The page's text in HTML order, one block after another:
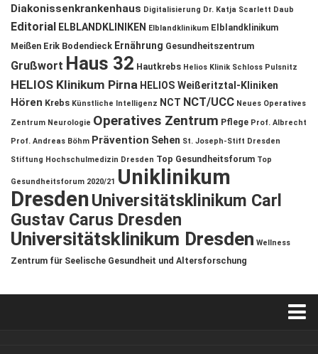
Diakonissenkrankenhaus Digitalisierung Dr. Katja Scarlett Daub
Editorial ELBLANDKLINIKEN Elblandklinikum Elblandklinikum
Meißen Erik Bodendieck Ernährung Gesundheitszentrum
Grußwort Haus 32 Hautkrebs Helios Klinik Schloss Pulsnitz
HELIOS Klinikum Pirna HELIOS Weißeritztal-Kliniken
Hören Krebs Künstliche Intelligenz NCT NCT/UCC Neues Operatives
Zentrum Neurologie Operatives Zentrum Pflege Prof. Albrecht
Prof. Andreas Böhm Prävention Sehen St. Joseph-Stift Dresden
Stiftung Hochschulmedizin Dresden Top Gesundheitsforum Top
Gesundheitsforum 2020/21 Uniklinikum
DresdenUniversitätsklinikum Carl
Gustav Carus Dresden
Universitätsklinikum Dresden Wellness
Zentrum für Seelische Gesundheit und Altersforschung